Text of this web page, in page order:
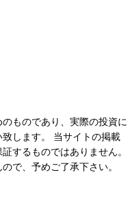
ものであり、実際の投資に
します。 当サイトの掲載
するものではありません。
で、予めご了承下さい。